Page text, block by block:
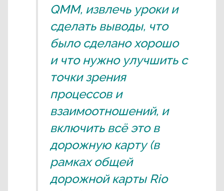
QMM, извлечь уроки и
сделать выводы, что
было сделано хорошо
и что нужно улучшить с
точки зрения
процессов и
взаимоотношений, и
включить всё это в
дорожную карту (в
рамках общей
дорожной карты Rio